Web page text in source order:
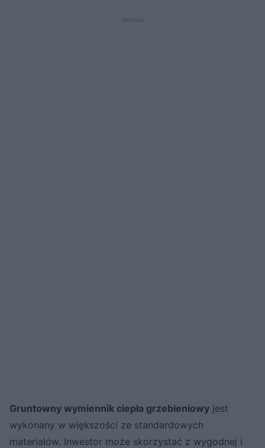
Gruntowny wymiennik ciepła grzebieniowy jest
wykonany w większości ze standardowych
materiałów. Inwestor może skorzystać z wygodnej i